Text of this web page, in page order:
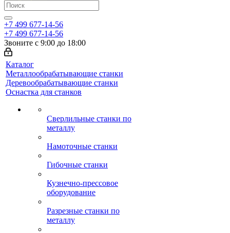
+7 499 677-14-56
+7 499 677-14-56
Звоните с 9:00 до 18:00
Каталог
Металлообрабатывающие станки
Деревообрабатывающие станки
Оснастка для станков
Сверлильные станки по
металлу
Намоточные станки
Гибочные станки
Кузнечно-прессовое
оборудование
Разрезные станки по
металлу